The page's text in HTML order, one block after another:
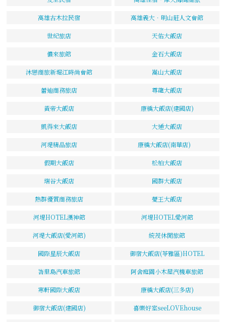
高雄古木拉民宿 高雄義大．明山莊人文會館
世紀旅店 天佑大飯店
儂來旅館 金石大飯店
沐戀商旅新堀江時尚會館 嵩山大飯店
蕾迪商務旅店 尊龍大飯店
黃帝大飯店 康橋大飯店(建國店)
凱得來大飯店 大通大飯店
河堤精品旅店 康橋大飯店(南華店)
假期大飯店 松柏大飯店
瑞谷大飯店 國群大飯店
熱群優質商務旅店 薆王大飯店
河堤HOTEL漢神館 河堤HOTEL愛河館
河堤大飯店(愛河館) 統茂休閒旅館
國際星辰大飯店 御宿大飯店(苓雅區)HOTEL
峇里島汽車旅館 阿舍庭園小木屋汽機車旅館
寒軒國際大飯店 康橋大飯店(三多店)
御宿大飯店(建國店) 喜樂好室seeLOVEhouse